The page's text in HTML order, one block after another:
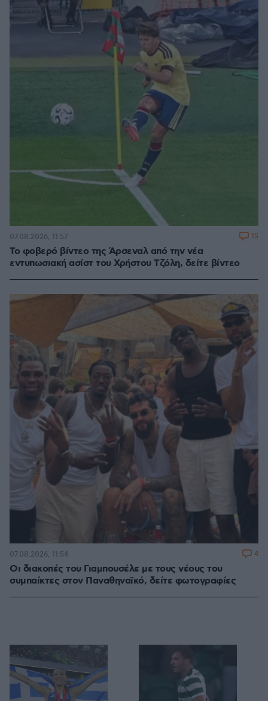
Το φοβερό βίντεο της Άρσεναλ από την νέα
εντυπωσιακή ασίστ του Χρήστου Τζόλη, δείτε βίντεο
07.08.2026, 11:57 15
Οι διακοπές του Γιαμπουσέλε με τους νέους του
συμπαίκτες στον Παναθηναϊκό, δείτε φωτογραφίες
07.08.2026, 11:54 4